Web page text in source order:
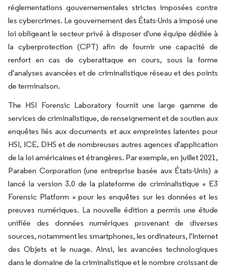
réglementations gouvernementales strictes imposées contre
les cybercrimes. Le gouvernement des États-Unis a imposé une
loi obligeant le secteur privé à disposer d'une équipe dédiée à
la cyberprotection (CPT) afin de fournir une capacité de
renfort en cas de cyberattaque en cours, sous la forme
d'analyses avancées et de criminalistique réseau et des points
de terminaison.
The HSI Forensic Laboratory fournit une large gamme de
services de criminalistique, de renseignement et de soutien aux
enquêtes liés aux documents et aux empreintes latentes pour
HSI, ICE, DHS et de nombreuses autres agences d'application
de la loi américaines et étrangères. Par exemple, en juillet 2021,
Paraben Corporation (une entreprise basée aux États-Unis) a
lancé la version 3.0 de la plateforme de criminalistique « E3
Forensic Platform » pour les enquêtes sur les données et les
preuves numériques. La nouvelle édition a permis une étude
unifiée des données numériques provenant de diverses
sources, notamment les smartphones, les ordinateurs, l'Internet
des Objets et le nuage. Ainsi, les avancées technologiques
dans le domaine de la criminalistique et le nombre croissant de